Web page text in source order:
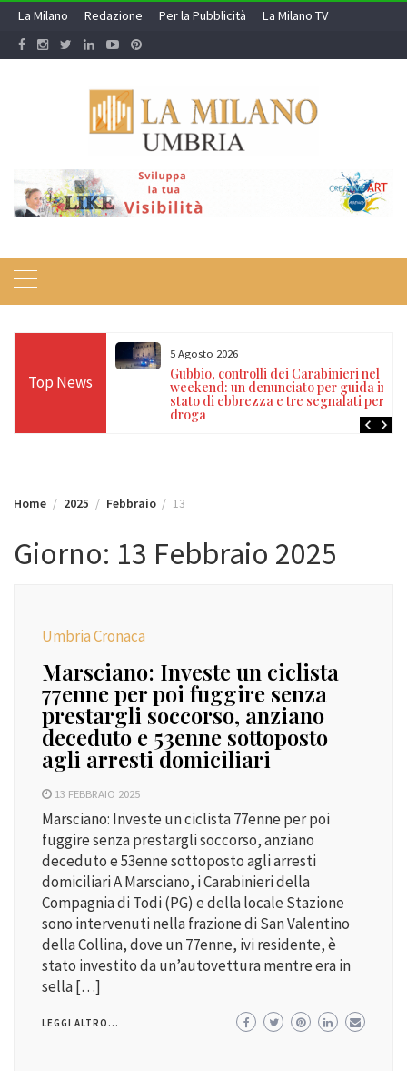
Skip
content
La Milano Redazione Per la Pubblicità La Milano TV
Top News
dispositivi di
cautelari e
5 Agosto 2026
Gubbio, controlli dei Carabinieri nel
weekend: un denunciato per guida in
stato di ebbrezza e tre segnalati per
droga
Home 2025 Febbraio 13
Giorno: 13 Febbraio 2025
Umbria Cronaca
Marsciano: Investe un ciclista
77enne per poi fuggire senza
prestargli soccorso, anziano
deceduto e 53enne sottoposto
agli arresti domiciliari
13 FEBBRAIO 2025
Marsciano: Investe un ciclista 77enne per poi
fuggire senza prestargli soccorso, anziano
deceduto e 53enne sottoposto agli arresti
domiciliari A Marsciano, i Carabinieri della
Compagnia di Todi (PG) e della locale Stazione
sono intervenuti nella frazione di San Valentino
della Collina, dove un 77enne, ivi residente, è
stato investito da un’autovettura mentre era in
sella […]
LEGGI ALTRO...